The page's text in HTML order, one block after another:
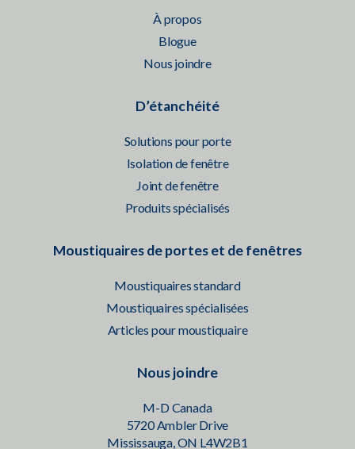
À propos
Blogue
Nous joindre
D’étanchéité
Solutions pour porte
Isolation de fenêtre
Joint de fenêtre
Produits spécialisés
Moustiquaires de portes et de fenêtres
Moustiquaires standard
Moustiquaires spécialisées
Articles pour moustiquaire
Nous joindre
M-D Canada
5720 Ambler Drive
Mississauga, ON L4W2B1